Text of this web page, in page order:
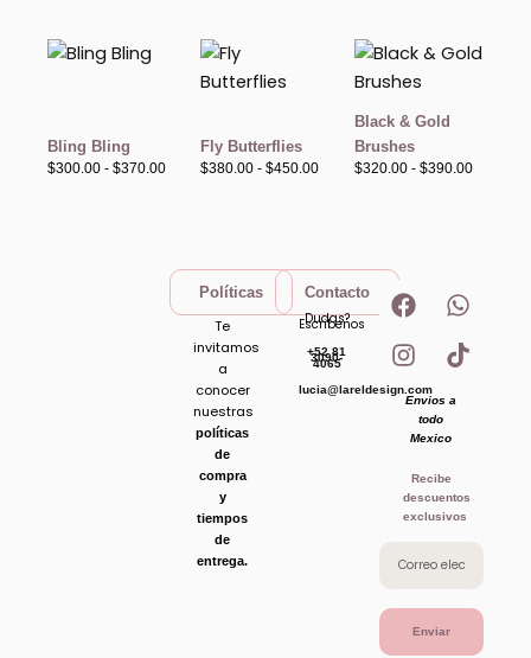
Bling Bling
$300.00 - $370.00
Rango
precios:
$370.00Fly Butterflies
$380.00 - $450.00
Rango
precios:
$380.00
$450.00
Black & Gold
Brushes
$320.00 - $390.00
Rango
de
Políticas
Te
invitamos
a
conocer
nuestras
políticas
de
compra
y
tiempos
de
entrega.
Contacto
Dudas?
Escribenos
+52 81
3090-
4065
lucia@lareldesign.com
F
a
c
e
b
o
o
k
W
h
a
t
I
n
s
t
a
g
r
a
m
T
i
k
t
Envios a
todo
Mexico
Recibe
descuentos
exclusivos
Enviar